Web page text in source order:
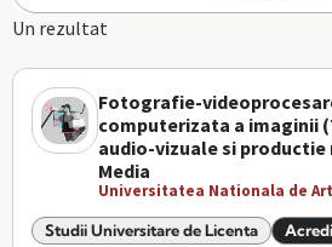
Un rezultat
Fotografie-
computerizata a imaginii
audio-vizuale si productie
Media
Universitatea Nationala de
Studii Universitare de Licenta